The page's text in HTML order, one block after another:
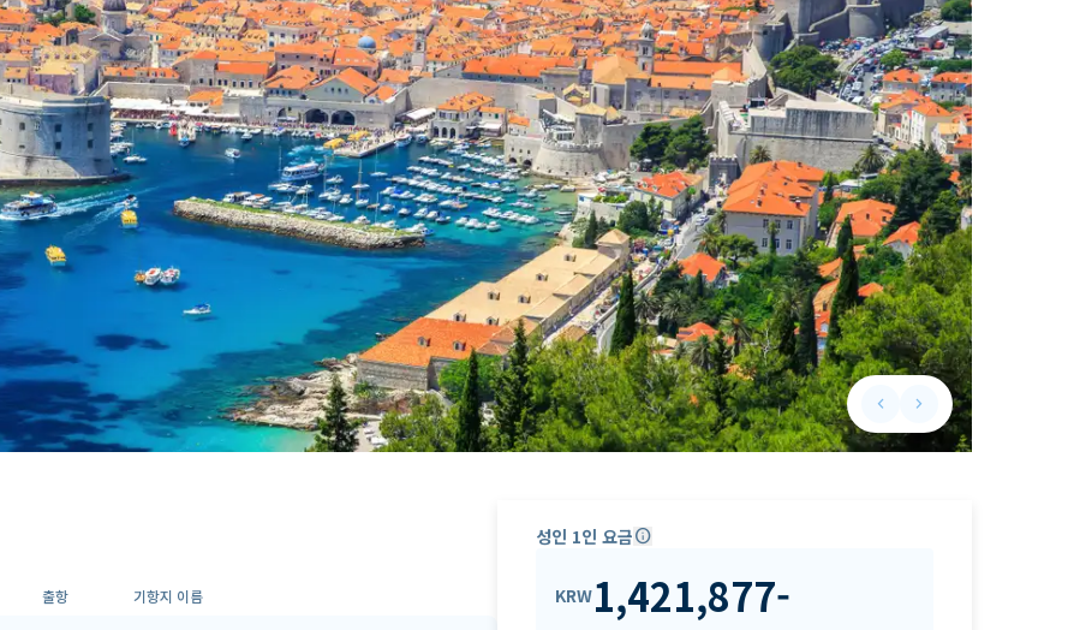
keyboard_arrow_leftPrevious slide
keyboard_arrow_rightNext slide
출항 기항지 이름
성인 1인 요금info
KRW1,421,877-